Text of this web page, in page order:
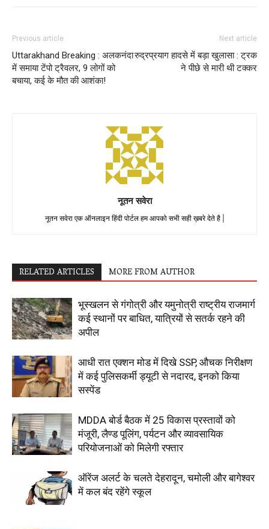
Previous article
Uttarakhand Breaking : अलकनंदा
में समाया टेंपो ट्रैवलर, 9 लोगों को
बचाया, कई के मौत की आशंका!
Next article
रुद्रप्रयाग हादसे में बड़ा खुलासा : ट्रक
ने पीछे से मारी थी टक्कर
नूतन सवेरा
नूतन सवेरा एक ऑनलाइन हिंदी पोर्टल हम आपको सभी सही ख़बरे देते है |
RELATED ARTICLES MORE FROM AUTHOR
भूस्खलन से गंगोत्री और यमुनोत्री राष्ट्रीय राजमार्ग
कई स्थानों पर बाधित, यात्रियों से सतर्क रहने की
अपील
आधी रात एक्शन मोड में दिखे SSP, औचक निरीक्षण
में कई पुलिसकर्मी ड्यूटी से नदारद, इनको किया
सस्पेंड
MDDA बोर्ड बैठक में 25 विकास प्रस्तावों को
मंजूरी, लैण्ड पूलिंग, पर्यटन और व्यावसायिक
परियोजनाओं को मिलेगी रफ्तार
ऑरेंज अलर्ट के चलते देहरादून, चमोली और बागेश्वर
में कल बंद रहेंगे स्कूल